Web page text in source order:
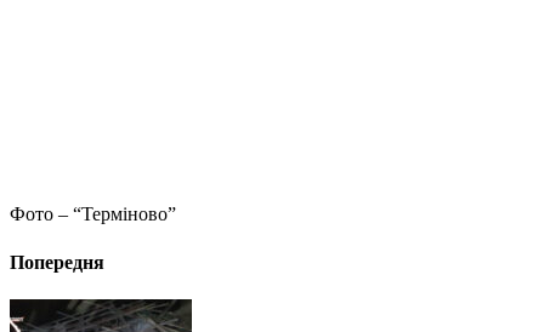
Фото – “Терміново”
Попередня